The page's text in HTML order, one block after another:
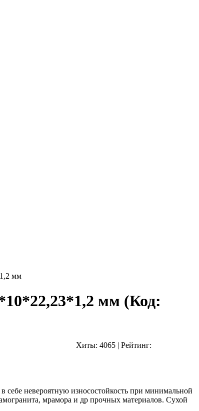
мм
мм (Код:
Хиты: 4065 | Рейтинг:
невероятную износостойкость при минимальной
мрамора и др прочных материалов. Сухой